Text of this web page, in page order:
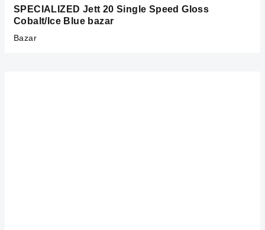
SPECIALIZED Jett 20 Single Speed Gloss
Cobalt/Ice Blue bazar
Bazar